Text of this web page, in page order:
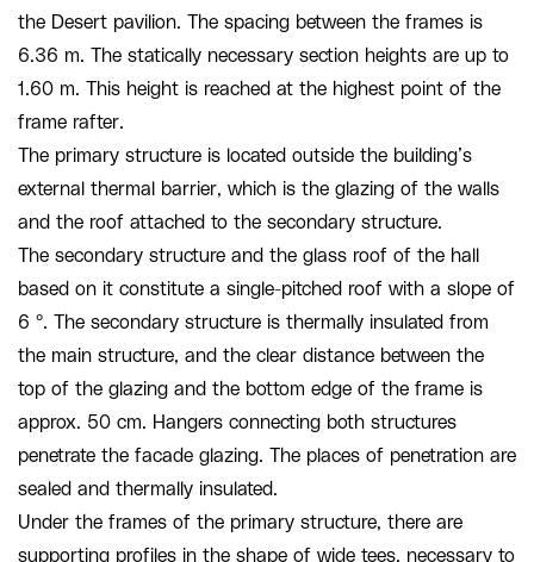
the Desert pavilion. The spacing between the frames is
6.36 m. The statically necessary section heights are up to
1.60 m. This height is reached at the highest point of the
frame rafter.
The primary structure is located outside the building’s
external thermal barrier, which is the glazing of the walls
and the roof attached to the secondary structure.
The secondary structure and the glass roof of the hall
based on it constitute a single-pitched roof with a slope of
6 °. The secondary structure is thermally insulated from
the main structure, and the clear distance between the
top of the glazing and the bottom edge of the frame is
approx. 50 cm. Hangers connecting both structures
penetrate the facade glazing. The places of penetration are
sealed and thermally insulated.
Under the frames of the primary structure, there are
supporting profiles in the shape of wide tees, necessary to